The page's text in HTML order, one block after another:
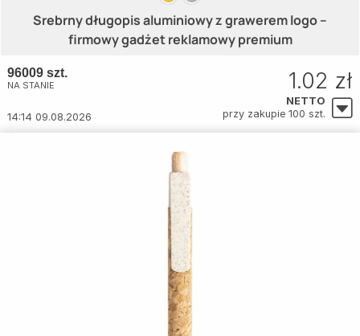
Srebrny długopis aluminiowy z grawerem logo –
firmowy gadżet reklamowy premium
96009 szt.
NA STANIE
14:14 09.08.2026
1.02 zł
NETTO
przy zakupie 100 szt.